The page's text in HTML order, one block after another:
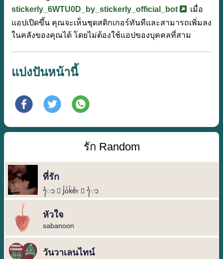
stickerly_6WTU0D_by_stickerly_official_bot
เมื่อ
แอปเปิดขึ้น คุณจะเห็นชุดสติกเกอร์ทันทีและสามารถเพิ่มลง
ในคลังของคุณได้ โดยไม่ต้องใช้แอปของบุคคลที่สาม
แบ่งปันหน้านี้
รัก Random
ที่รัก
ᭁ ️⃝ Jᷜoͥkᷠeᷚr ⃝ ️ᭁ
หัวใจ
sabanoon
วันวาเลนไทน์